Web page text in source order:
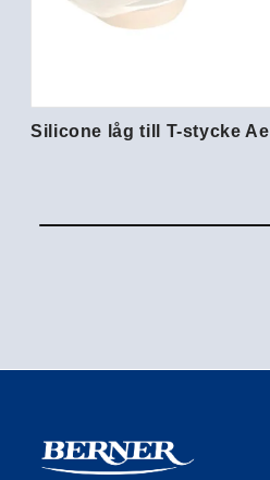
Silicone låg till T-stycke